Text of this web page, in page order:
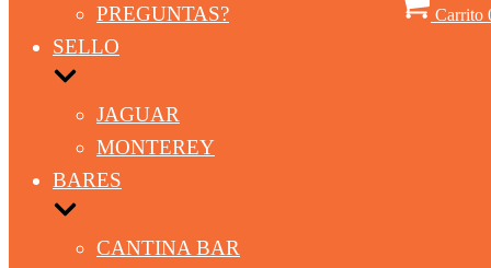
PREGUNTAS?
SELLO
JAGUAR
MONTEREY
BARES
CANTINA BAR
Carrito